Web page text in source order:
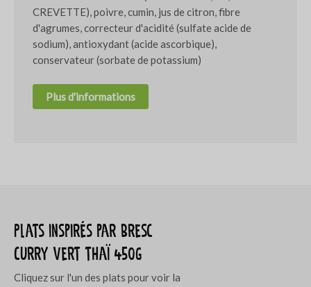
CREVETTE), poivre, cumin, jus de citron, fibre
d'agrumes, correcteur d'acidité (sulfate acide de
sodium), antioxydant (acide ascorbique),
conservateur (sorbate de potassium)
Plus d'informations
Plats inspirés par Bresc
Curry vert thaï 450g
Cliquez sur l'un des plats pour voir la